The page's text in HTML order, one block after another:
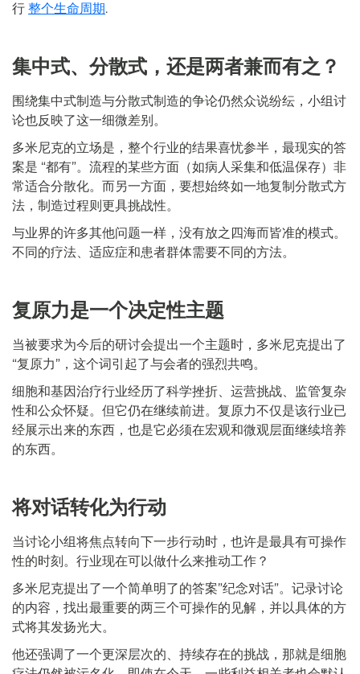
行 整个生命周期.
集中式、分散式，还是两者兼而有之？
围绕集中式制造与分散式制造的争论仍然众说纷纭，小组讨
论也反映了这一细微差别。
多米尼克的立场是，整个行业的结果喜忧参半，最现实的答
案是 “都有”。流程的某些方面（如病人采集和低温保存）非
常适合分散化。而另一方面，要想始终如一地复制分散式方
法，制造过程则更具挑战性。
与业界的许多其他问题一样，没有放之四海而皆准的模式。
不同的疗法、适应症和患者群体需要不同的方法。
复原力是一个决定性主题
当被要求为今后的研讨会提出一个主题时，多米尼克提出了
“复原力”，这个词引起了与会者的强烈共鸣。
细胞和基因治疗行业经历了科学挫折、运营挑战、监管复杂
性和公众怀疑。但它仍在继续前进。复原力不仅是该行业已
经展示出来的东西，也是它必须在宏观和微观层面继续培养
的东西。
将对话转化为行动
当讨论小组将焦点转向下一步行动时，也许是最具有可操作
性的时刻。行业现在可以做什么来推动工作？
多米尼克提出了一个简单明了的答案”纪念对话”。记录讨论
的内容，找出最重要的两三个可操作的见解，并以具体的方
式将其发扬光大。
他还强调了一个更深层次的、持续存在的挑战，那就是细胞